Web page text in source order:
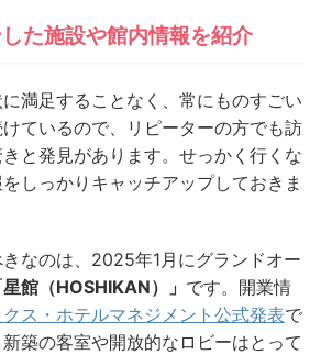
た施設や館内情報を紹介
満足することなく、常にものすごい
ているので、リピーターの方でも訪
と発見があります。せっかく行くな
しっかりキャッチアップしておきま
なのは、2025年1月にグランドオー
星館（HOSHIKAN）」 です。開業情
ス・ホテルマネジメント公式発表で
築の客室や開放的なロビーはとって